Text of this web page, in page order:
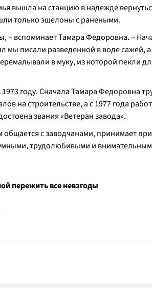
вышла на станцию в надежде
только эшелоны с ранеными.
вспоминает Тамара Федоровна. –
мы писали разведенной в воде сажей,
в муку, из которой пекли
году. Сначала Тамара Федоровна
на строительстве, а с 1977 года
звания «Ветеран завода».
общается с заводчанами, принимает
трудолюбивыми и
пережить все невзгоды